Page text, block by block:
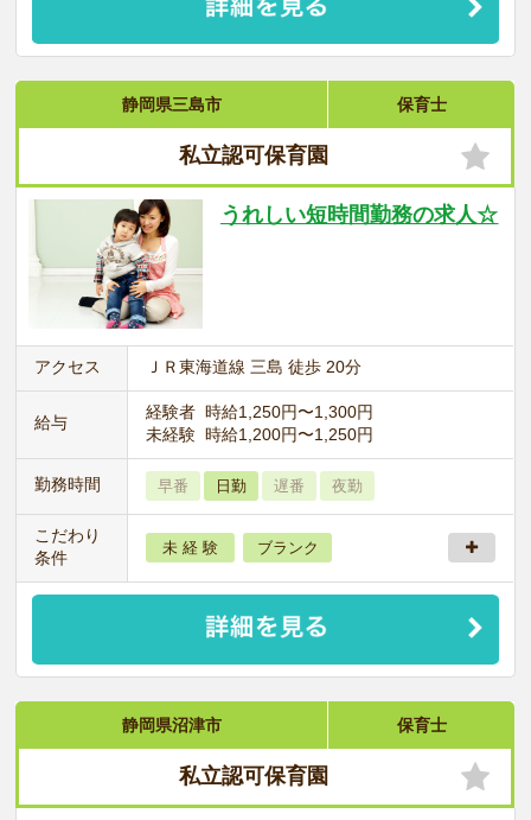
静岡県三島市 保育士
私立認可保育園
うれしい短時間勤務の求人☆
アクセス ＪＲ東海道線 三島 徒歩 20分
給与
経験者 時給1,250円〜1,300円
未経験 時給1,200円〜1,250円
勤務時間 早番 日勤 遅番 夜勤
こだわり
条件
未 経 験 ブランク
静岡県沼津市 保育士
私立認可保育園